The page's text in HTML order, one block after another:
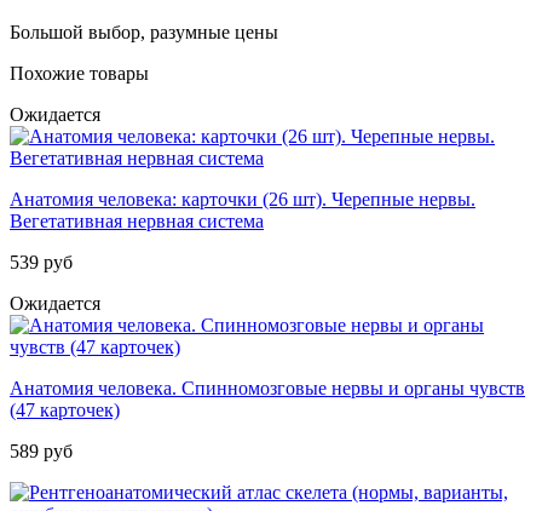
Большой выбор, разумные цены
Похожие товары
Ожидается
Анатомия человека: карточки (26 шт). Черепные нервы.
Вегетативная нервная система
539 руб
Ожидается
Анатомия человека. Спинномозговые нервы и органы чувств
(47 карточек)
589 руб